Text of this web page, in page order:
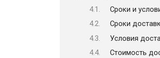
Сроки и
Сроки
Условия
Стоимость